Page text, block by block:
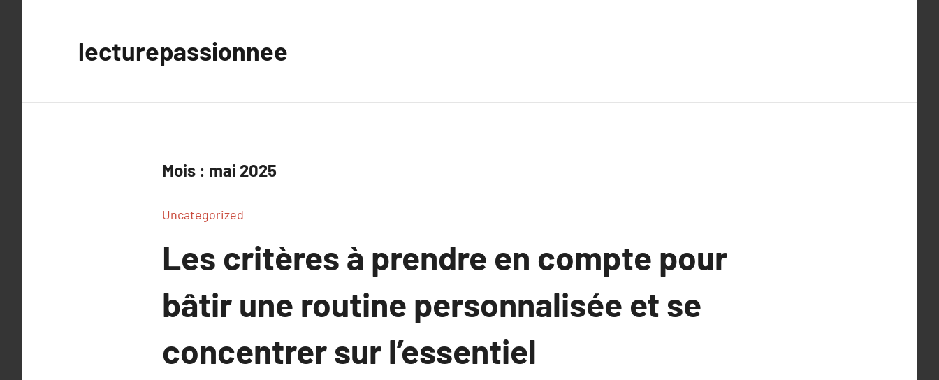
lecturepassionnee
Mois : mai 2025
Uncategorized
Les critères à prendre en compte pour
bâtir une routine personnalisée et se
concentrer sur l’essentiel